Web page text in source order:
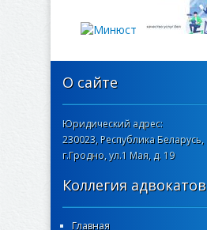
О сайте
Юридический адрес:
230023, Республика Беларусь,
г.Гродно, ул.1 Мая, д. 19
Коллегия адвокатов
Главная